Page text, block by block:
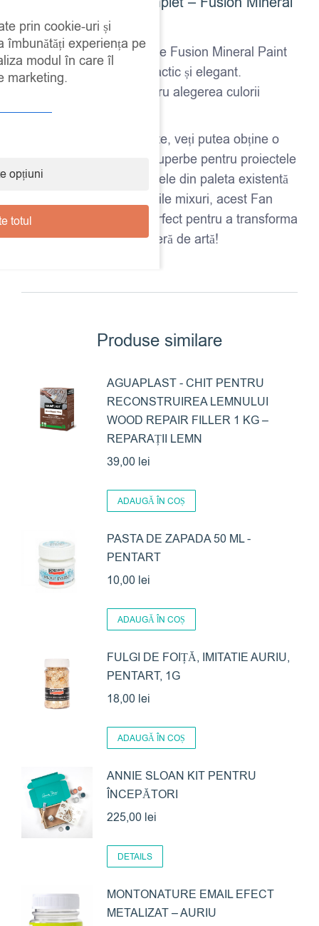
Paint – Fan Deck
Descoperă toate nuanțele Fusion Mineral Paint
într-un singur paletar practic și elegant.
Instrument esențial pentru alegerea culorii
perfecte în proiectele tal
Respectând aceste rețete, veți putea obține o
paletă variată de culori superbe pentru proiectele
dvs. Fie că alegeți nuanțele din paleta existentă
sau experimentați propriile mixuri, acest Fan
Deck este partenerul perfect pentru a transforma
orice suprafață într-o operă de artă!
Produse similare
AGUAPLAST - CHIT PENTRU
RECONSTRUIREA LEMNULUI
WOOD REPAIR FILLER 1 KG –
REPARAȚII LEMN
39,00 lei
ADAUGĂ ÎN COȘ
PASTA DE ZAPADA 50 ML -
PENTART
10,00 lei
ADAUGĂ ÎN COȘ
FULGI DE FOIȚĂ, IMITATIE AURIU,
PENTART, 1G
18,00 lei
ADAUGĂ ÎN COȘ
ANNIE SLOAN KIT PENTRU
ÎNCEPĂTORI
225,00 lei
DETAILS
MONTONATURE EMAIL EFECT
METALIZAT – AURIU
prin cookie-uri și
îmbunătăți experiența pe
modul în care îl
marketing.
opțiuni
totul